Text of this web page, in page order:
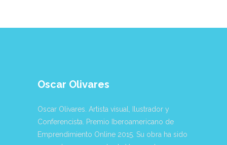
Oscar Olivares
Oscar Olivares. Artista visual, Ilustrador y
Conferencista. Premio Iberoamericano de
Emprendimiento Online 2015. Su obra ha sido